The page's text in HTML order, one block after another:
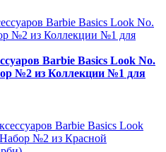
Barbie Basics Look No.
№2 из Коллекции №1 для